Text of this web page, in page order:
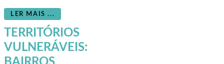
LER MAIS ...
TERRITÓRIOS
VULNERÁVEIS: